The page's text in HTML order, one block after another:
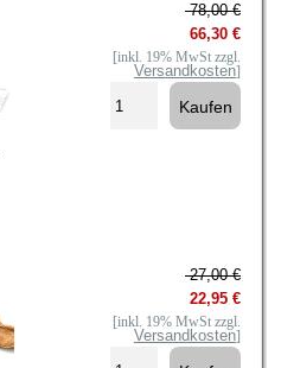
78,00 €
66,30 €
[inkl. 19% MwSt zzgl.
Versandkosten]
27,00 €
22,95 €
[inkl. 19% MwSt zzgl.
Versandkosten]